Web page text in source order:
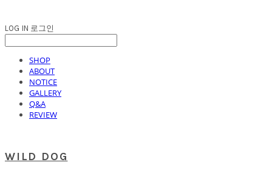
LOG IN 로그인
SHOP
ABOUT
NOTICE
GALLERY
Q&A
REVIEW
WILD DOG